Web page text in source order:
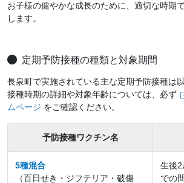
お子様の健やかな成長のために、適切な時期
します。
定期予防接種の種類と対象期間
長泉町で実施されている主な定期予防接種は
接種時期の詳細や対象年齢については、必ず
ムページ をご確認ください。
予防接種ワクチン名
5種混合
（百日せき・ジフテリア・破傷
生後2
での